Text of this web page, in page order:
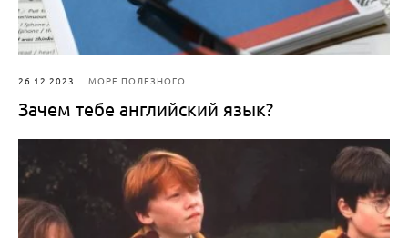
26.12.2023 МОРЕ ПОЛЕЗНОГО
Зачем тебе английский язык?